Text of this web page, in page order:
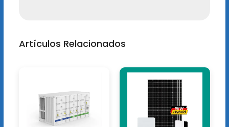
Artículos Relacionados